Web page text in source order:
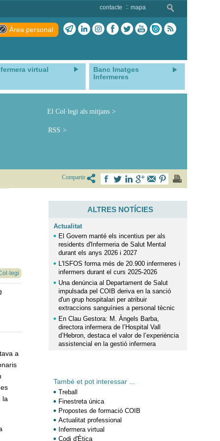
contacte mapa
Àrea personal
virtual
Banc Imatges
Infermeres
El Col·legi als mitjans
RSS
Compartir
a
la
ALTRES NOTÍCIES
Actualitat
El Govern manté els incentius per als
residents d'Infermeria de Salut Mental
durant els anys 2026 i 2027
L'ISFOS forma més de 20.900 infermeres i
infermers durant el curs 2025-2026
Una denúncia al Departament de Salut
impulsada pel COIB deriva en la sanció
d'un grup hospitalari per atribuir
extraccions sanguínies a personal tècnic
En Clau Gestora: M. Àngels Barba,
directora infermera de l’Hospital Vall
d’Hebron, destaca el valor de l’experiència
assistencial en la gestió infermera
També et pot interessar ...
Treball
Finestreta única
Propostes de formació COIB
Actualitat professional
Infermera virtual
Codi d'Ètica